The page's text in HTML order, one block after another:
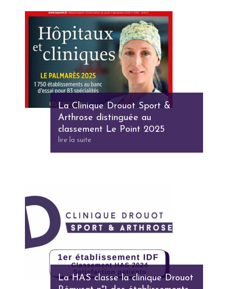
La Clinique Drouot Sport &
Arthrose distinguée au
classement Le Point 2025
lire la suite
La HAS classe la clinique Drouot